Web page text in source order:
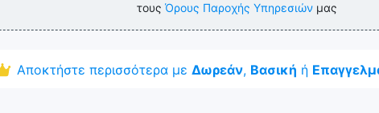
τους Όρους Παροχής Υπηρεσιώνμας
Αποκτήστε περισσότερα με Δωρεάν, Βασική ή